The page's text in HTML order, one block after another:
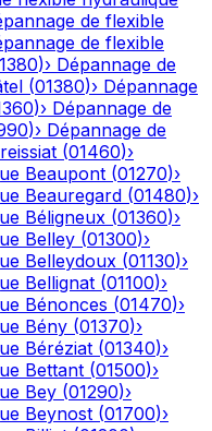
de flexible
de flexible
)› Dépannage de
(01380)› Dépannage
)› Dépannage de
)› Dépannage de
(01460)›
Beaupont (01270)›
Beauregard (01480)›
Béligneux (01360)›
Belley (01300)›
Belleydoux (01130)›
Bellignat (01100)›
Bénonces (01470)›
Bény (01370)›
Béréziat (01340)›
Bettant (01500)›
Bey (01290)›
Beynost (01700)›